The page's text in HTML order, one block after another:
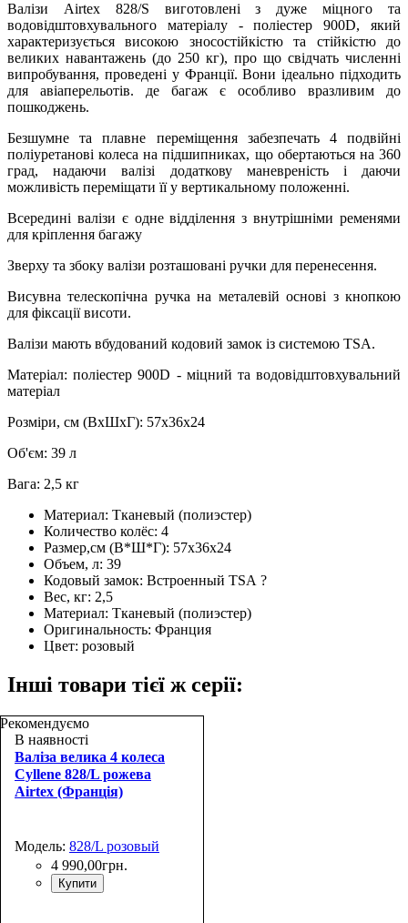
Валізи Airtex 828/S виготовлені з дуже міцного та
водовідштовхувального матеріалу - поліестер 900D, який
характеризується високою зносостійкістю та стійкістю до
великих навантажень (до 250 кг), про що свідчать численні
випробування, проведені у Франції. Вони ідеально підходить
для авіаперельотів. де багаж є особливо вразливим до
пошкоджень.
Безшумне та плавне переміщення забезпечать 4 подвійні
поліуретанові колеса на підшипниках, що обертаються на 360
град, надаючи валізі додаткову маневреність і даючи
можливість переміщати її у вертикальному положенні.
Всередині валізи є одне відділення з внутрішніми ременями
для кріплення багажу
Зверху та збоку валізи розташовані ручки для перенесення.
Висувна телескопічна ручка на металевій основі з кнопкою
для фіксації висоти.
Валізи мають вбудований кодовий замок із системою TSA.
Матеріал: поліестер 900D - міцний та водовідштовхувальний
матеріал
Розміри, см (ВхШхГ): 57х36х24
Об'єм: 39 л
Вага: 2,5 кг
Материал: Тканевый (полиэстер)
Количество колёс: 4
Размер,см (В*Ш*Г): 57х36х24
Объем, л: 39
Кодовый замок: Встроенный TSA ?
Вес, кг: 2,5
Материал: Тканевый (полиэстер)
Оригинальность: Франция
Цвет: розовый
Інші товари тієї ж серії:
Рекомендуємо
В наявності
Валіза велика 4 колеса
Cyllene 828/L рожева
Airtex (Франція)
Модель: 828/L розовый
4 990,00грн.
Купити